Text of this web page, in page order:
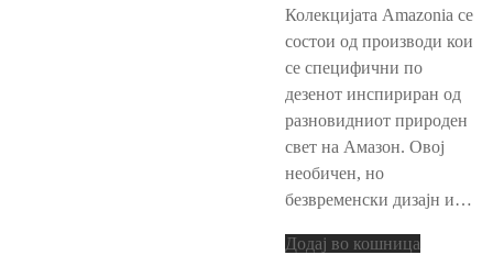
Колекцијата Amazonia се
состои од производи кои
се специфични по
дезенот инспириран од
разновидниот природен
свет на Амазон. Овој
необичен, но
безвременски дизајн и…
Додај во кошница